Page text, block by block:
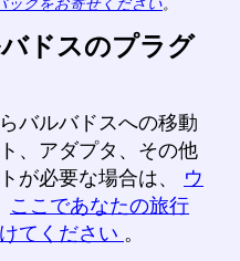
ックをお寄せください。
ドスのプラグ
バルバドスへの移動
、アダプタ、その他
が必要な場合は、
ウ
ここであなたの旅行
てください 。